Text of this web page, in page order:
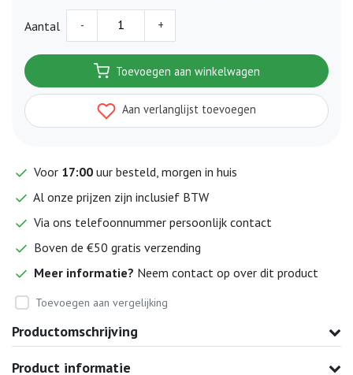
Aantal - +
Toevoegen aan winkelwagen
Aan verlanglijst toevoegen
Voor 17:00 uur besteld, morgen in huis
Al onze prijzen zijn inclusief BTW
Via ons telefoonnummer persoonlijk contact
Boven de €50 gratis verzending
Meer informatie? Neem contact op over dit product
Toevoegen aan vergelijking
Productomschrijving
Product informatie